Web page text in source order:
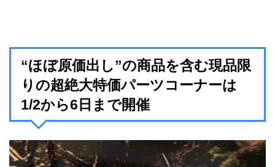
“ほぼ原価出し”の商品を含む現品限
りの超絶大特価パーツコーナーは
1/2から6日まで開催